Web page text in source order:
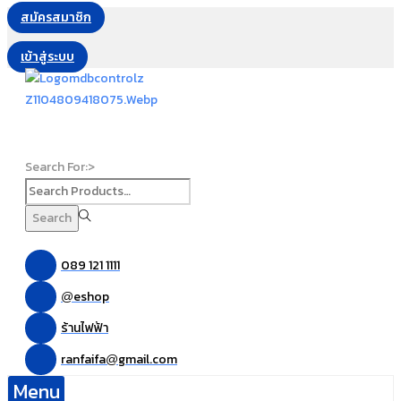
สมัครสมาชิก
เข้าสู่ระบบ
Search For:>
Search
089 121 1111
@eshop
ร้านไฟฟ้า
ranfaifa@gmail.com
Menu